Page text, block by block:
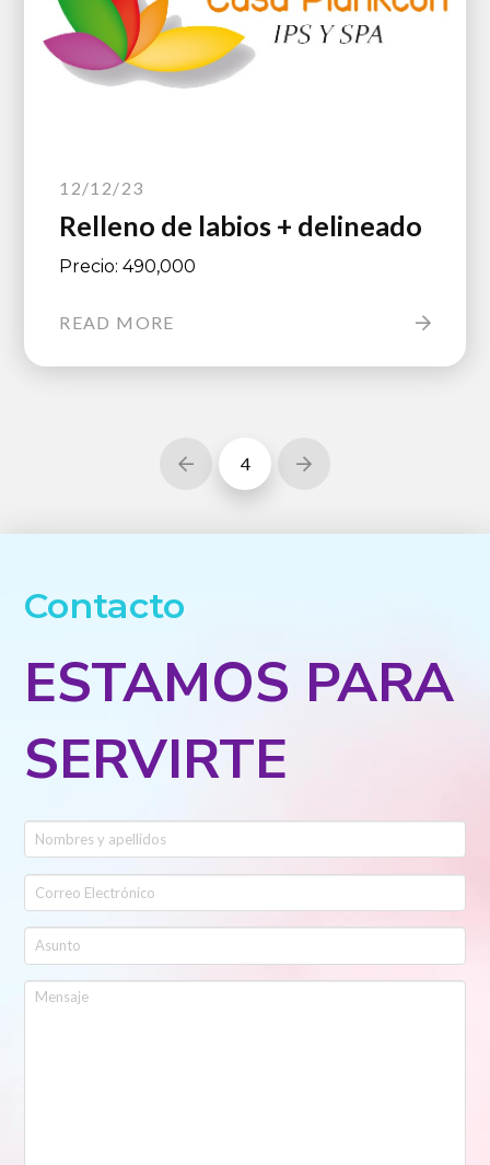
12/12/23
Relleno de labios + delineado
Precio: 490,000
READ MORE
Prev 4 Next
Contacto
ESTAMOS PARA
SERVIRTE